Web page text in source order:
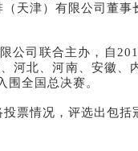
天津）有限公司董
公司联合主办，自
河北、河南、安徽、
全国总决赛。
票情况，评选出包括